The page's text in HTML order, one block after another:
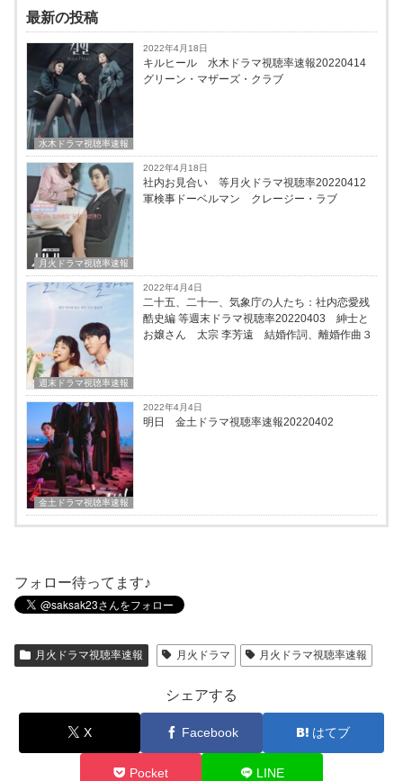
最新の投稿
水木ドラマ視聴率速報
2022年4月18日
キルヒール 水木ドラマ視聴率速報20220414
グリーン・マザーズ・クラブ
月火ドラマ視聴率速報
2022年4月18日
社内お見合い 等月火ドラマ視聴率20220412
軍検事ドーベルマン クレージー・ラブ
週末ドラマ視聴率速報
2022年4月4日
二十五、二十一、気象庁の人たち：社内恋愛残
酷史編 等週末ドラマ視聴率20220403 紳士と
お嬢さん 太宗 李芳遠 結婚作詞、離婚作曲３
金土ドラマ視聴率速報
2022年4月4日
明日 金土ドラマ視聴率速報20220402
フォロー待ってます♪
月火ドラマ視聴率速報 月火ドラマ 月火ドラマ視聴率速報
シェアする
X Facebook はてブ
Pocket LINE